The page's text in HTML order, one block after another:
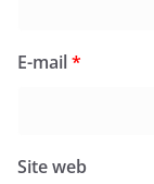
E-mail*
Site web